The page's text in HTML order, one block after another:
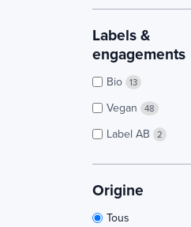
Labels &
engagements
Bio 13
Vegan 48
Label AB 2
Origine
Tous